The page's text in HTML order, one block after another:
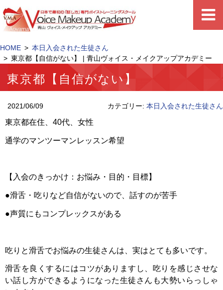
HOME
本日入会された生徒さん
東京都【自信がない】 | 青山ヴォイス・メイクアップアカデミー
東京都【自信がない】
2021/06/09 カテゴリー: 本日入会された生徒さん
東京都在住、 40代、女性
通学のマンツーマンレッスン希望
【入会のきっかけ：お悩み・目的・目標】
●滑舌・吃りなど自信がないので、話すのが苦手
●声質にもコンプレックスがある
吃りと滑舌でお悩みの生徒さんは、実はとても多いです。
滑舌を良くするにはコツがありますし、吃りを感じさせな
い話し方ができるようになった生徒さんも大勢いらっしゃ